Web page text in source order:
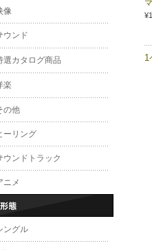
1
像
ウンド
選カタログ商品
楽
の他
ーリング
ウンドトラック
ニメ
ングル